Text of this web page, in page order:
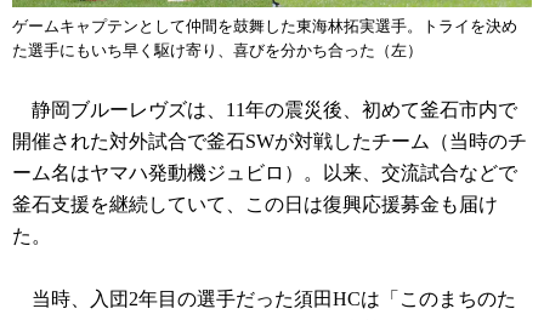
ゲームキャプテンとして仲間を鼓舞した東海林拓実選手。トライを決め
た選手にもいち早く駆け寄り、喜びを分かち合った（左）
静岡ブルーレヴズは、11年の震災後、初めて釜石市内で
開催された対外試合で釜石SWが対戦したチーム（当時のチ
ーム名はヤマハ発動機ジュビロ）。以来、交流試合などで
釜石支援を継続していて、この日は復興応援募金も届け
た。
当時、入団2年目の選手だった須田HCは「このまちのた